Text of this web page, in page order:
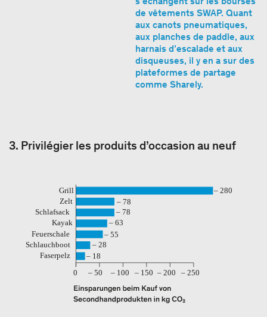
de vêtements SWAP. Quant
aux canots pneumatiques,
aux planches de paddle, aux
harnais d’escalade et aux
disqueuses, il y en a sur des
plateformes de partage
comme Sharely.
3. Privilégier les produits d’occasion au neuf